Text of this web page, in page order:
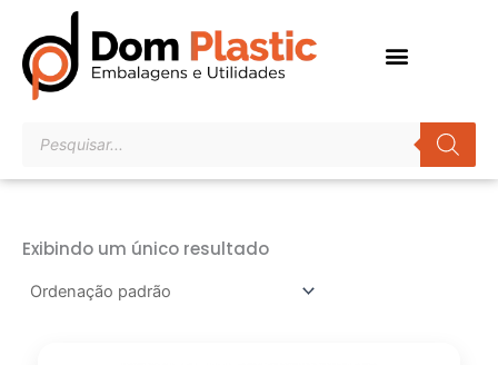
para
conteúdo
produtos
Exibindo um único resultado